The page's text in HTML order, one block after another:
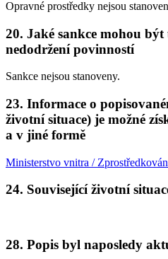
Opravné prostředky nejsou
20. Jaké sankce mohou
nedodržení povinností
Sankce nejsou stanoveny.
23. Informace o
životní situace) je možné
a v jiné formě
Ministerstvo vnitra /
24. Související životní
28. Popis byl naposledy